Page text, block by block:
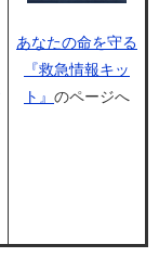
あなたの命を守る
『救急情報キッ
ト』 のページへ